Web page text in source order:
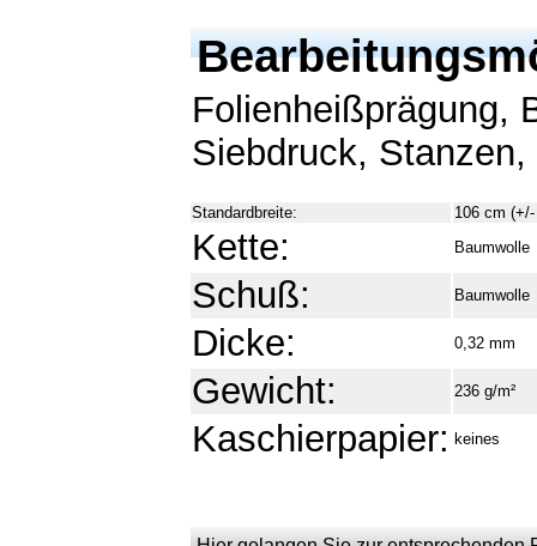
Folienheißprägung,
Siebdruck,
Standardbreite: 106 cm
Kette: Baumwolle
Schuß: Baumwolle
Dicke: 0,32 mm
Gewicht: 236 g/m²
Kaschierpapier: keines